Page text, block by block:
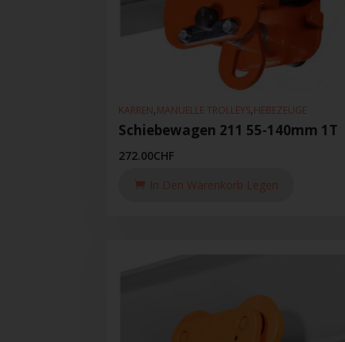
KARREN,MANUELLE TROLLEYS,HEBEZEUGE
Schiebewagen 211 55-140mm 1T
272.00CHF
In Den Warenkorb Legen